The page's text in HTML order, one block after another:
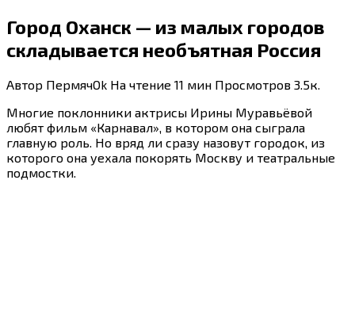
Город Оханск — из малых городов
складывается необъятная Россия
Автор ПермячOk На чтение 11 мин Просмотров 3.5к.
Многие поклонники актрисы Ирины Муравьёвой
любят фильм «Карнавал», в котором она сыграла
главную роль. Но вряд ли сразу назовут городок, из
которого она уехала покорять Москву и театральные
подмостки.